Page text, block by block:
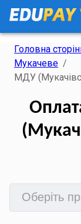
Головна
Мукачеве /
МДУ